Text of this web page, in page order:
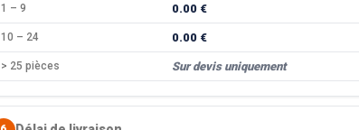
1 – 9 0.00 €
10 – 24 0.00 €
> 25 pièces Sur devis uniquement